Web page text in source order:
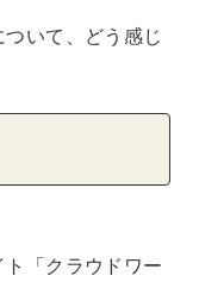
いて、どう感じ
「クラウドワー